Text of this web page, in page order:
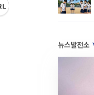
뉴스발전소